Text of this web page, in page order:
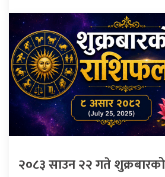
२०८३ साउन २२ गते